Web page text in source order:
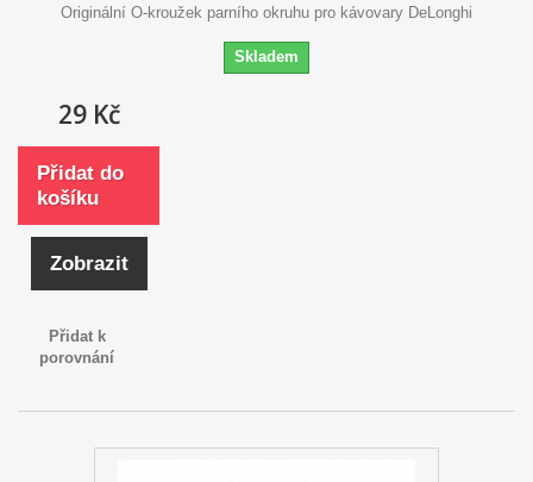
Originální O-kroužek parního okruhu pro kávovary DeLonghi
Skladem
29 Kč
Přidat do
košíku
Zobrazit
Přidat k
porovnání